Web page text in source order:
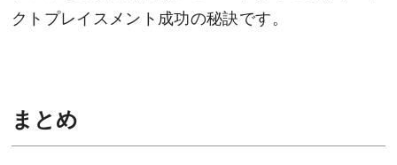
クトプレイスメント成功の秘訣です。
まとめ